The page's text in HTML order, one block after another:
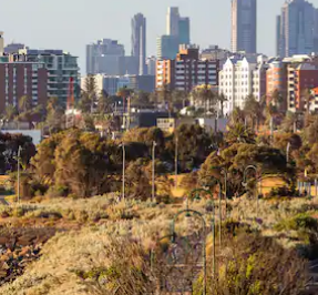
зі стрілками вгору та вниз або